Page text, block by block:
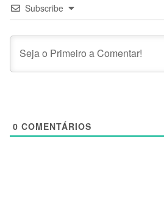
Subscribe
0 COMENTÁRIOS